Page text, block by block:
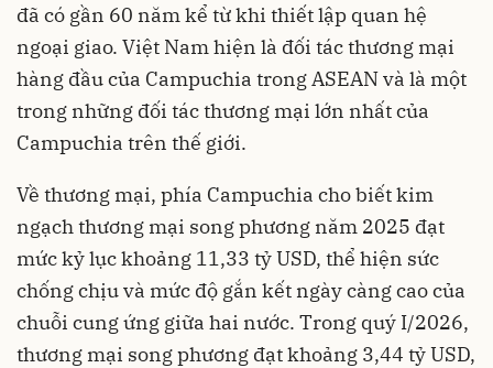
đã có gần 60 năm kể từ khi thiết lập quan hệ
ngoại giao. Việt Nam hiện là đối tác thương mại
hàng đầu của Campuchia trong ASEAN và là một
trong những đối tác thương mại lớn nhất của
Campuchia trên thế giới.
Về thương mại, phía Campuchia cho biết kim
ngạch thương mại song phương năm 2025 đạt
mức kỷ lục khoảng 11,33 tỷ USD, thể hiện sức
chống chịu và mức độ gắn kết ngày càng cao của
chuỗi cung ứng giữa hai nước. Trong quý I/2026,
thương mại song phương đạt khoảng 3,44 tỷ USD,